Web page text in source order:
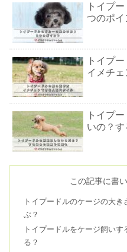
トイプ
つのポイ
トイプ
イメチ
トイプ
いの？
毛色ラ
トイプ
飼うか
この記事に書
トイプードルのケージの大
ぶ？
トイプードルをケージ飼い
る？